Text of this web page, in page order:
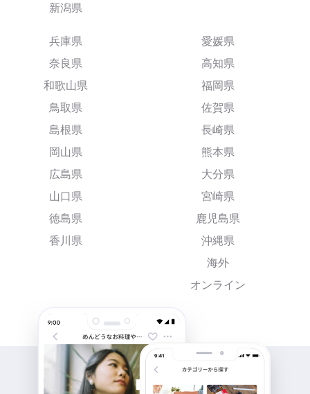
新潟県
兵庫県
奈良県
和歌山県
鳥取県
島根県
岡山県
広島県
山口県
徳島県
香川県
愛媛県
高知県
福岡県
佐賀県
長崎県
熊本県
大分県
宮崎県
鹿児島県
沖縄県
海外
オンライン